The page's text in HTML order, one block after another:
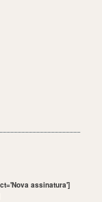
assinatura']